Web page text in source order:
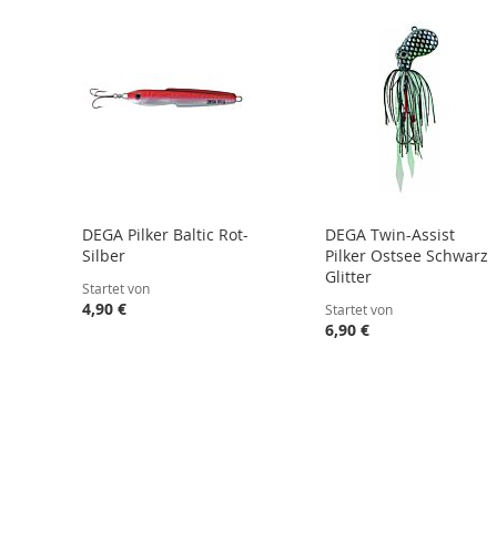
DEGA Pilker Baltic Rot-
Silber
Startet von
4,90 €
DEGA Twin-Assist
Pilker Ostsee Schwarz
Glitter
Startet von
6,90 €